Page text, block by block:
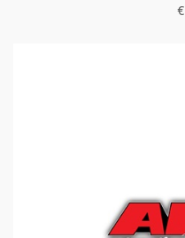
€